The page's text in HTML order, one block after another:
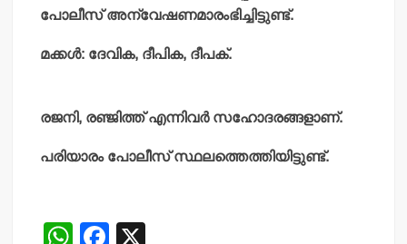
പോലീസ് അന്വേഷണമാരംഭിച്ചിട്ടുണ്ട്.
മക്കള്‍: ദേവിക, ദീപിക, ദീപക്‌.
രജനി, രഞ്ജിത്ത് എന്നിവര്‍ സഹോദരങ്ങളാണ്.
പരിയാരം പോലീസ് സ്ഥലത്തെത്തിയിട്ടുണ്ട്.
W
F